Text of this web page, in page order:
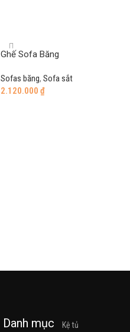
Ghế Sofa Băng
Sofas băng, Sofa sắt
2.120.000 ₫
Danh mục
Kệ tủ